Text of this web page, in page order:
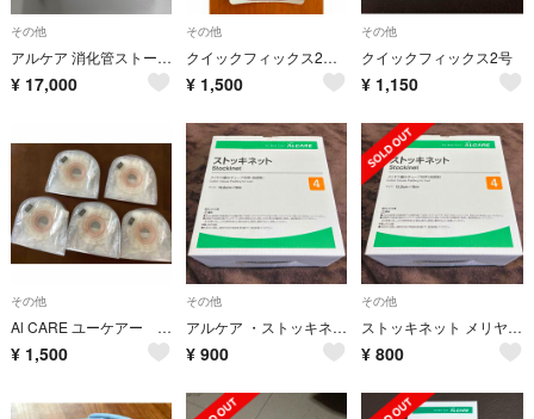
その他
アルケア 消化管ストーマ セルケア1 ワンピースオストミーシステム TD 20mm径(10枚入)
¥ 17,000
その他
クイックフィックス2号 ◆ 76枚
¥ 1,500
その他
クイックフィックス2号
¥ 1,150
その他
Al CARE ユーケアー TDc28
¥ 1,500
その他
アルケア ・ストッキネット ４号１０cm １m切売りです♪
¥ 900
その他
ストッキネット メリヤス編みチューブ包帯４号１０cm １メートル切売り
¥ 800